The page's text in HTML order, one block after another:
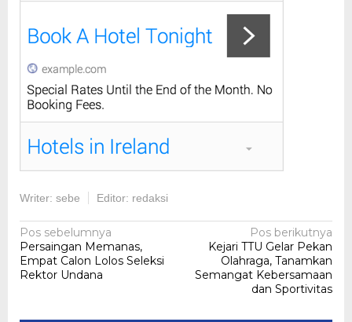
Writer: sebe Editor: redaksi
Navigasi
pos
Pos sebelumnya
Persaingan Memanas,
Empat Calon Lolos Seleksi
Rektor Undana
Pos berikutnya
Kejari TTU Gelar Pekan
Olahraga, Tanamkan
Semangat Kebersamaan
dan Sportivitas